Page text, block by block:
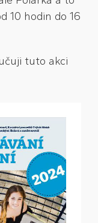
10 hodin do 16
tuto akci